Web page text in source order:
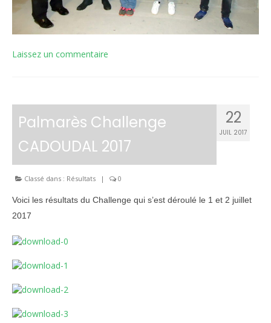
Laissez un commentaire
22
JUIL 2017
Palmarès Challenge
CADOUDAL 2017
Classé dans : Résultats | 0
Voici les résultats du Challenge qui s’est déroulé le 1 et 2 juillet
2017